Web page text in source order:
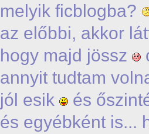
melyik ficblogba?
az előbbi, akkor
hogy majd jössz
annyit tudtam
jól esik
és
és egyébként is...